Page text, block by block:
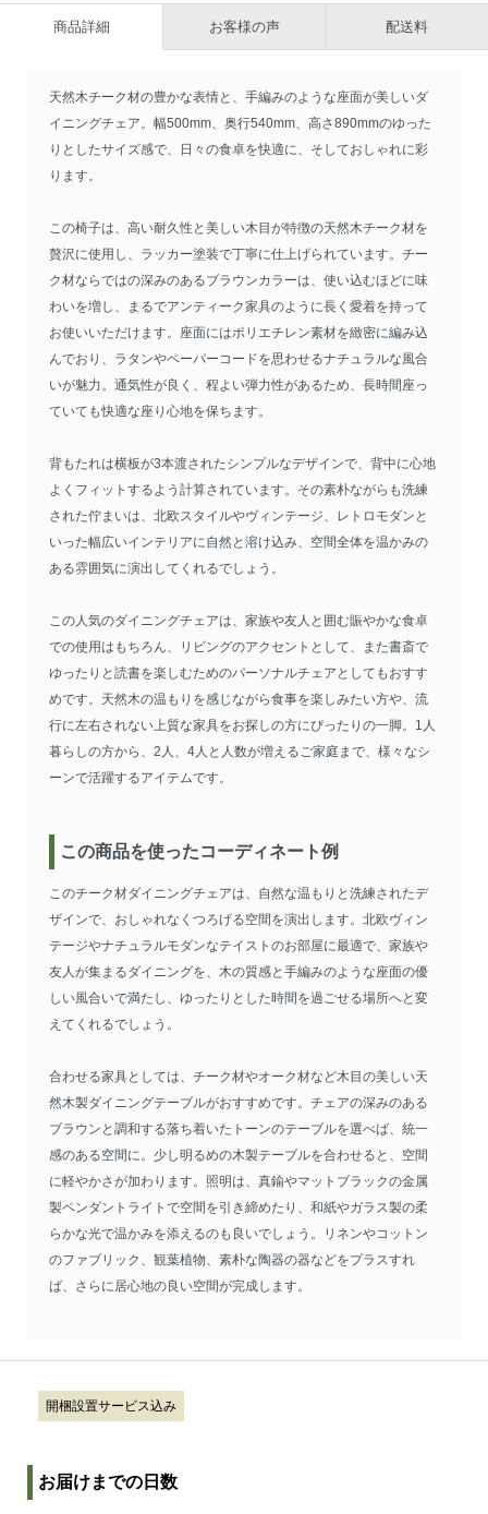
商品詳細 お客様の声 配送料
天然木チーク材の豊かな表情と、手編みのような座面が美しいダ
イニングチェア。幅500mm、奥行540mm、高さ890mmのゆった
りとしたサイズ感で、日々の食卓を快適に、そしておしゃれに彩
ります。
この椅子は、高い耐久性と美しい木目が特徴の天然木チーク材を
贅沢に使用し、ラッカー塗装で丁寧に仕上げられています。チー
ク材ならではの深みのあるブラウンカラーは、使い込むほどに味
わいを増し、まるでアンティーク家具のように長く愛着を持って
お使いいただけます。座面にはポリエチレン素材を緻密に編み込
んでおり、ラタンやペーパーコードを思わせるナチュラルな風合
いが魅力。通気性が良く、程よい弾力性があるため、長時間座っ
ていても快適な座り心地を保ちます。
背もたれは横板が3本渡されたシンプルなデザインで、背中に心地
よくフィットするよう計算されています。その素朴ながらも洗練
された佇まいは、北欧スタイルやヴィンテージ、レトロモダンと
いった幅広いインテリアに自然と溶け込み、空間全体を温かみの
ある雰囲気に演出してくれるでしょう。
この人気のダイニングチェアは、家族や友人と囲む賑やかな食卓
での使用はもちろん、リビングのアクセントとして、また書斎で
ゆったりと読書を楽しむためのパーソナルチェアとしてもおすす
めです。天然木の温もりを感じながら食事を楽しみたい方や、流
行に左右されない上質な家具をお探しの方にぴったりの一脚。1人
暮らしの方から、2人、4人と人数が増えるご家庭まで、様々なシ
ーンで活躍するアイテムです。
この商品を使ったコーディネート例
このチーク材ダイニングチェアは、自然な温もりと洗練されたデ
ザインで、おしゃれなくつろげる空間を演出します。北欧ヴィン
テージやナチュラルモダンなテイストのお部屋に最適で、家族や
友人が集まるダイニングを、木の質感と手編みのような座面の優
しい風合いで満たし、ゆったりとした時間を過ごせる場所へと変
えてくれるでしょう。
合わせる家具としては、チーク材やオーク材など木目の美しい天
然木製ダイニングテーブルがおすすめです。チェアの深みのある
ブラウンと調和する落ち着いたトーンのテーブルを選べば、統一
感のある空間に。少し明るめの木製テーブルを合わせると、空間
に軽やかさが加わります。照明は、真鍮やマットブラックの金属
製ペンダントライトで空間を引き締めたり、和紙やガラス製の柔
らかな光で温かみを添えるのも良いでしょう。リネンやコットン
のファブリック、観葉植物、素朴な陶器の器などをプラスすれ
ば、さらに居心地の良い空間が完成します。
開梱設置サービス込み
お届けまでの日数